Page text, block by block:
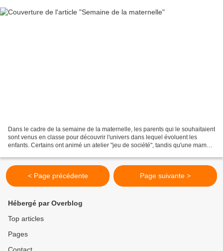
Dans le cadre de la semaine de la maternelle, les parents qui le souhaitaient
sont venus en classe pour découvrir l'univers dans lequel évoluent les
enfants. Certains ont animé un atelier "jeu de société", tandis qu'une maman
< Page précédente Page suivante >
Hébergé par Overblog
Top articles
Pages